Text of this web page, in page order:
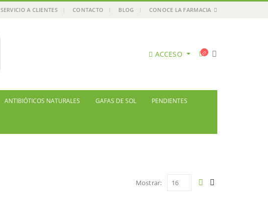
SERVICIO A CLIENTES CONTACTO BLOG CONOCE LA FARMACIA
ACCESO
ANTIBIÓTICOS NATURALES GAFAS DE SOL PENDIENTES
Mostrar: